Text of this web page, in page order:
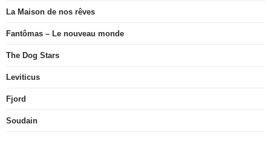
La Maison de nos rêves
Fantômas – Le nouveau monde
The Dog Stars
Leviticus
Fjord
Soudain